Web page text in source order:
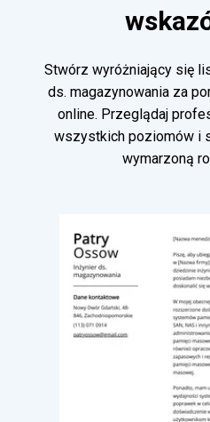
Stwórz wyróżniający się
ds. magazynowania za
online. Przeglądaj
wszystkich poziomów i
wymarzoną